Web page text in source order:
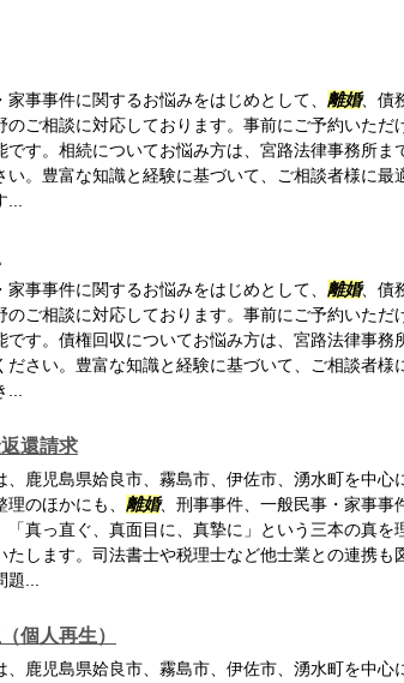
家事事件に関するお悩みをはじめとして、 離婚、債
のご相談に対応しております。事前にご予約いただ
です。相続についてお悩み方は、宮路法律事務所ま
い。豊富な知識と経験に基づいて、ご相談者様に最
家事事件に関するお悩みをはじめとして、 離婚、債
のご相談に対応しております。事前にご予約いただ
です。債権回収についてお悩み方は、宮路法律事務
ださい。豊富な知識と経験に基づいて、ご相談者様
還請求
、鹿児島県姶良市、霧島市、伊佐市、湧水町を中心
理のほかにも、 離婚、刑事事件、一般民事・家事事
「真っ直ぐ、真面目に、真摯に」という三本の真を
たします。司法書士や税理士など他士業との連携も
...
個人再生）
、鹿児島県姶良市、霧島市、伊佐市、湧水町を中心